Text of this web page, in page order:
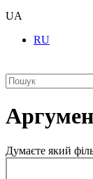
UA
RU
Думаєте який